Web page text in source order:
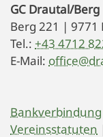
GC Drautal/Berg
Berg 221 | 9771
Tel.: +43 4712
E-Mail:
Bankverbindung
Vereinsstatuten